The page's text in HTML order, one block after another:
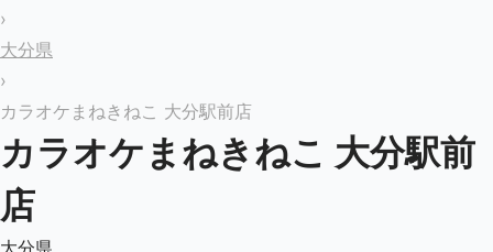
›
大分県
›
カラオケまねきねこ 大分駅前店
カラオケまねきねこ 大分駅前
店
大分県